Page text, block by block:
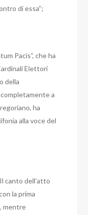
di essa”;
Pacis”, che ha
Elettori
della
a
ha
alla voce del
canto dell’atto
la prima
mentre